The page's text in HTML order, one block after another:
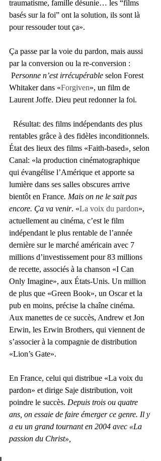
traumatisme, famille désunie… les “films
basés sur la foi” ont la solution, ils sont là
pour ressouder tout ça».
Ça passe par la voie du pardon, mais aussi
par la conversion ou la re-conversion :
Personne n’est irrécupérable selon Forest
Whitaker dans «Forgiven», un film de
Laurent Joffe. Dieu peut redonner la foi.
rentables grâce à des fidèles inconditionnels.
État des lieux des films «Faith-based», selon
Canal: «la production cinématographique
qui évangélise l’Amérique et apporte sa
lumière dans ses salles obscures arrive
bientôt en France. Mais on ne le sait pas
encore. Ça va venir. «La voix du pardon»,
actuellement au cinéma, c’est le film
indépendant le plus rentable de l’année
dernière sur le marché américain avec 7
millions d’investissement pour 83 millions
de recette, associés à la chanson «I Can
Only Imagine», aux États-Unis. Un million
de plus que «Green Book», un Oscar et la
pub en moins, précise la chaîne cinéma.
Aux manettes de ce succès, Andrew et Jon
Erwin, les Erwin Brothers, qui viennent de
s’associer à la compagnie de distribution
«Lion’s Gate».
En France, celui qui distribue «La voix du
pardon» et dirige Saje distribution, voit
poindre le succès. Depuis trois ou quatre
ans, on essaie de faire émerger ce genre. Il y
a eu un grand tournant en 2004 avec «La
passion du Christ»,